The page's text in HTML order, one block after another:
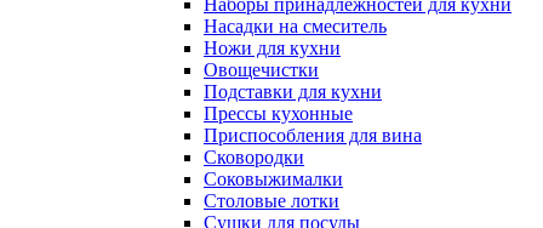
Наборы принадлежностей для кухни
Насадки на смеситель
Ножи для кухни
Овощечистки
Подставки для кухни
Прессы кухонные
Приспособления для вина
Сковородки
Соковыжималки
Столовые лотки
Сушки для посуды